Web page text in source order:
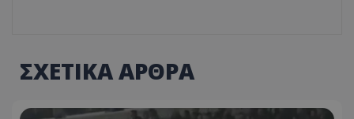
ΣΧΕΤΙΚΑ ΑΡΘΡΑ